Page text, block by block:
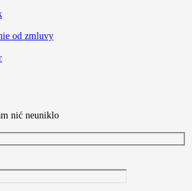
od zmluvy
nić neuniklo